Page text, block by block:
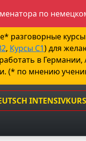
по
разговорные
, Курсы С1) для
в Германии,
(* по мнению
INTENSIVKURS